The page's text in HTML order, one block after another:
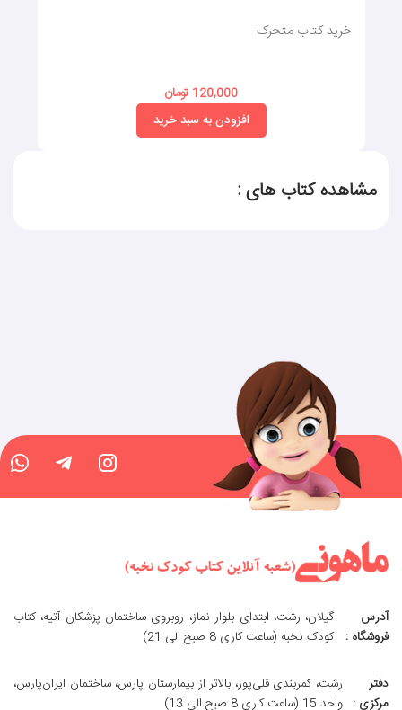
خرید کتاب متحرک
120,000 تومان
افزودن به سبد خرید
مشاهده کتاب های :
آدرس
فروشگاه :
گیلان، رشت، ابتدای بلوار نماز، روبروی ساختمان پزشکان آتیه، کتاب
کودک نخبه (ساعت کاری 8 صبح الی 21)
دفتر
مرکزی :
رشت، کمربندی قلی‌پور، بالاتر از بیمارستان پارس، ساختمان ایران‌پارس،
واحد 15 (ساعت کاری 8 صبح الی 13)